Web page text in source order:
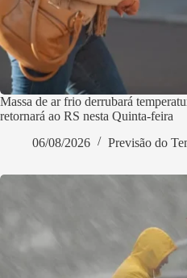
Massa de ar frio derrubará
retornará ao RS nesta Quinta-feira
06/08/2026
Previsão do